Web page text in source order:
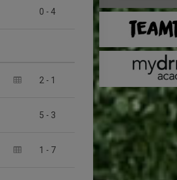
0 - 4
2 - 1
5 - 3
1 - 7